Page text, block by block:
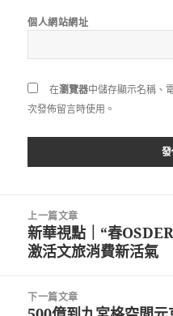
個人網站網址
在瀏覽器中儲存顯示名稱、
次發佈留言時使用。
上一篇文章
上
一
文
章:
新華視點｜“春
激活文旅消費新活氣
下一篇文章